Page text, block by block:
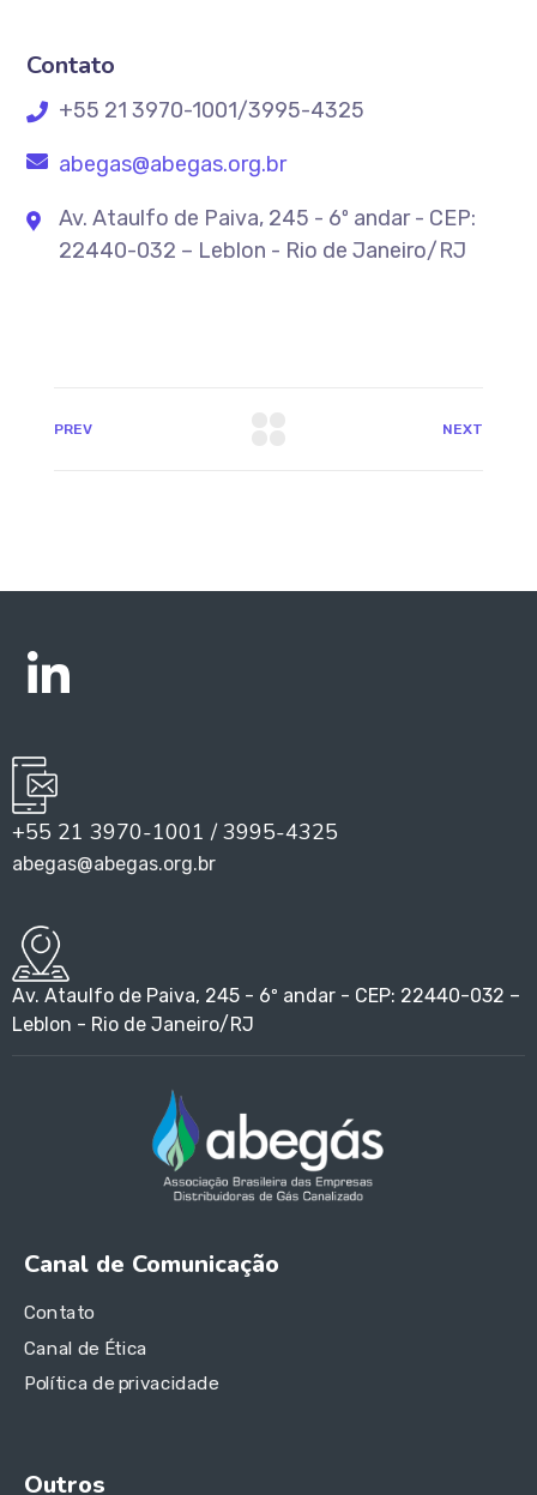
Contato
+55 21 3970-1001/3995-4325
abegas@abegas.org.br
Av. Ataulfo de Paiva, 245 - 6º andar - CEP:
22440-032 – Leblon - Rio de Janeiro/RJ
PREV NEXT
+55 21 3970-1001 / 3995-4325
abegas@abegas.org.br
Av. Ataulfo de Paiva, 245 - 6º andar - CEP: 22440-032 –
Leblon - Rio de Janeiro/RJ
Canal de Comunicação
Contato
Canal de Ética
Política de privacidade
Outros